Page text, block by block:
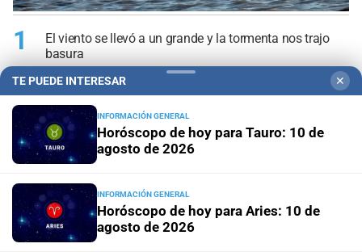
1
El viento se llevó a un grande y la tormenta nos trajo
basura
2
3
Un adolescente de 15 años fue hallado sin vida en los
piletones del Parque Garay
4
Crimen en Chaco: qué determinó la pericia psiquiátrica
a Victoria Cantero
TE PUEDE INTERESAR ✕
INFORMACIÓN GENERAL
Horóscopo de hoy para Tauro: 10 de
agosto de 2026
INFORMACIÓN GENERAL
Horóscopo de hoy para Aries: 10 de
agosto de 2026